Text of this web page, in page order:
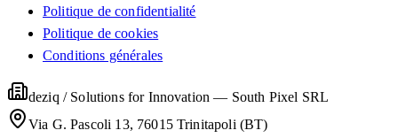
Politique de confidentialité
Politique de cookies
Conditions générales
deziq / Solutions for Innovation — South Pixel SRL
Via G. Pascoli 13, 76015 Trinitapoli (BT)